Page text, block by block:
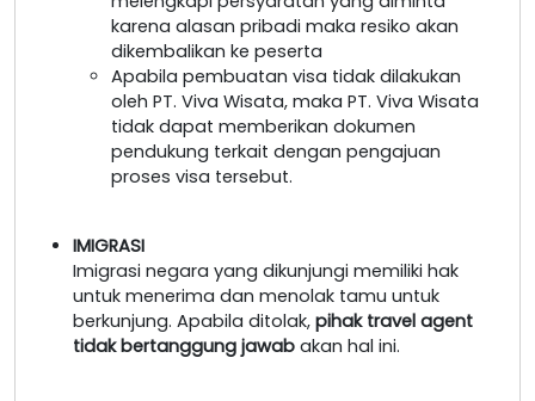
karena alasan pribadi maka resiko akan
dikembalikan ke peserta
Apabila pembuatan visa tidak dilakukan
oleh PT. Viva Wisata, maka PT. Viva Wisata
tidak dapat memberikan dokumen
pendukung terkait dengan pengajuan
proses visa tersebut.
IMIGRASI
Imigrasi negara yang dikunjungi memiliki hak
untuk menerima dan menolak tamu untuk
berkunjung. Apabila ditolak, pihak travel agent
tidak bertanggung jawab akan hal ini.